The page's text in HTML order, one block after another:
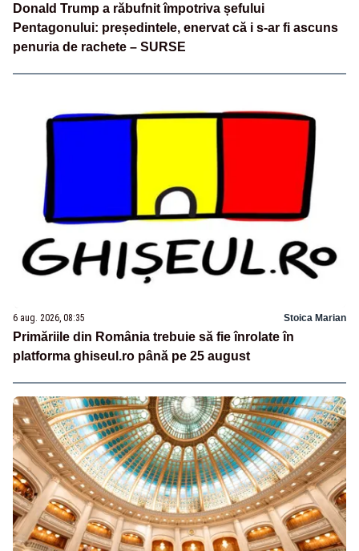
Donald Trump a răbufnit împotriva șefului
Pentagonului: președintele, enervat că i s-ar fi ascuns
penuria de rachete – SURSE
6 aug. 2026, 08:35 Stoica Marian
Primăriile din România trebuie să fie înrolate în
platforma ghiseul.ro până pe 25 august